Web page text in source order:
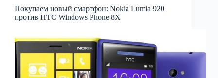
Покупаем новый смартфон: Nokia Lumia 920
против HTC Windows Phone 8X